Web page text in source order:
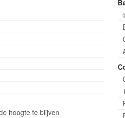
hoogte te blijven